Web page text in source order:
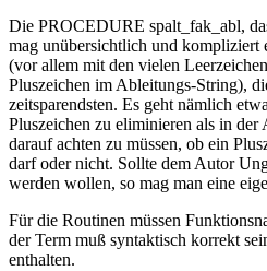
Die PROCEDURE spalt_fak_abl,
mag unübersichtlich und kompliziert
(vor allem mit den vielen
Pluszeichen im Ableitungs-String),
zeitsparendsten. Es geht nämlich
Pluszeichen zu eliminieren als in der
darauf achten zu müssen, ob ein
darf oder nicht. Sollte dem Autor
werden wollen, so mag man eine
Für die Routinen müssen
der Term muß syntaktisch korrekt
enthalten.